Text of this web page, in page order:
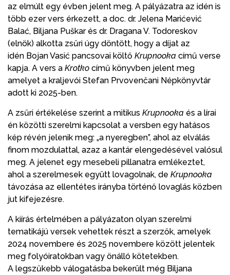
az elmúlt egy évben jelent meg. A pályázatra az idén is
több ezer vers érkezett, a doc. dr. Jelena Marićević
Balać, Biljana Puškar és dr. Dragana V. Todoreskov
(elnök) alkotta zsűri úgy döntött, hogy a díjat az
idén Bojan Vasić pancsovai költő Krupnooka című verse
kapja. A vers a Krotko című könyvben jelent meg
amelyet a kraljevói Stefan Prvovenčani Népkönyvtár
adott ki 2025-ben.
A zsűri értékelése szerint a mitikus Krupnooka és a lírai
én közötti szerelmi kapcsolat a versben egy hatásos
kép révén jelenik meg: „a nyeregben”, ahol az elválás
finom mozdulattal, azaz a kantár elengedésével valósul
meg. A jelenet egy mesebeli pillanatra emlékeztet,
ahol a szerelmesek együtt lovagolnak, de Krupnooka
távozása az ellentétes irányba történő lovaglás közben
jut kifejezésre.
A kiírás értelmében a pályázaton olyan szerelmi
tematikájú versek vehettek részt a szerzők, amelyek
2024 novembere és 2025 novembere között jelentek
meg folyóiratokban vagy önálló kötetekben.
A legszűkebb válogatásba bekerült még Biljana